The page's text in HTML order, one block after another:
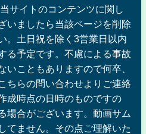
サイトのコンテンツに関し
いましたら当該ページを削除
。土日祝を除く3営業日以内
る予定です。不慮による事故
いこともありますので何卒、
ちらの問い合わせよりご連絡
成時点の日時のものですの
場合がございます。動画サム
てません。その点ご理解いた